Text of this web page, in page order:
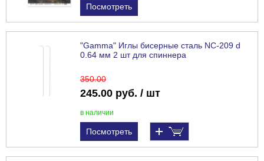
Посмотреть
"Gamma" Иглы бисерные сталь NC-209 d
0.64 мм 2 шт для спиннера
350.00
245.00 руб. / шт
в наличии
Посмотреть